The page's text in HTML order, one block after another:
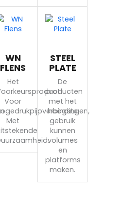
WN
FLENS
Het
Voor
Met
STEEL
PLATE
De
producten
met het
hoogste
gebruik
kunnen
volumes
en
platforms
maken.